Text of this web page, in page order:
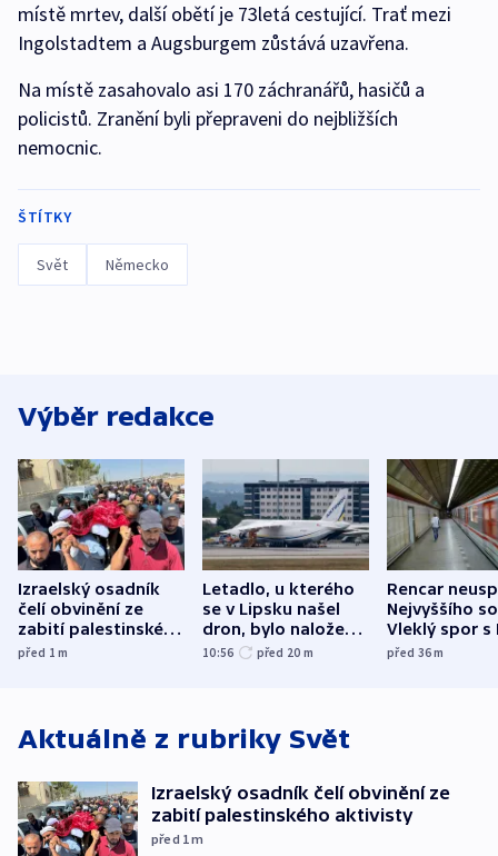
místě mrtev, další obětí je 73letá cestující. Trať mezi
Ingolstadtem a Augsburgem zůstává uzavřena.
Na místě zasahovalo asi 170 záchranářů, hasičů a
policistů. Zranění byli přepraveni do nejbližších
nemocnic.
ŠTÍTKY
Svět Německo
Výběr redakce
Izraelský osadník
čelí obvinění ze
zabití palestinského
aktivisty
před 1m
Letadlo, u kterého
se v Lipsku našel
dron, bylo naložené
municí, píší média
10:56 před 20 m
Rencar
Nejvyššího
Vleklý spor s
reklamní
před 36m
Aktuálně z rubriky Svět
Izraelský osadník čelí obvinění ze
zabití palestinského aktivisty
před 1m